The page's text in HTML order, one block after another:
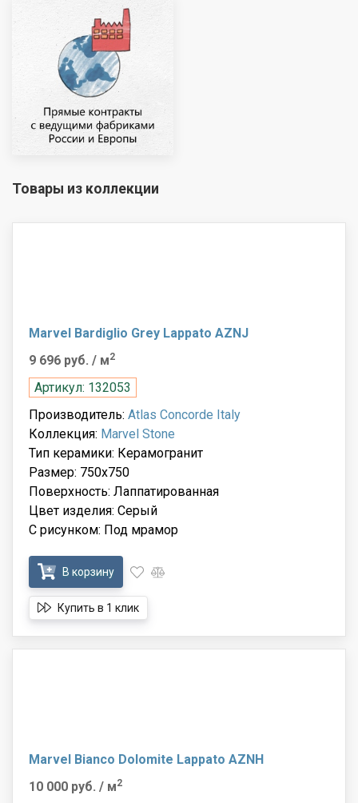
Товары из коллекции
Marvel Bardiglio Grey Lappato AZNJ
9 696 руб. / м2
Артикул: 132053
Производитель: Atlas Concorde Italy
Коллекция: Marvel Stone
Тип керамики: Керамогранит
Размер: 750x750
Поверхность: Лаппатированная
Цвет изделия: Серый
С рисунком: Под мрамор
В корзину
Купить в 1 клик
Marvel Bianco Dolomite Lappato AZNH
10 000 руб. / м2